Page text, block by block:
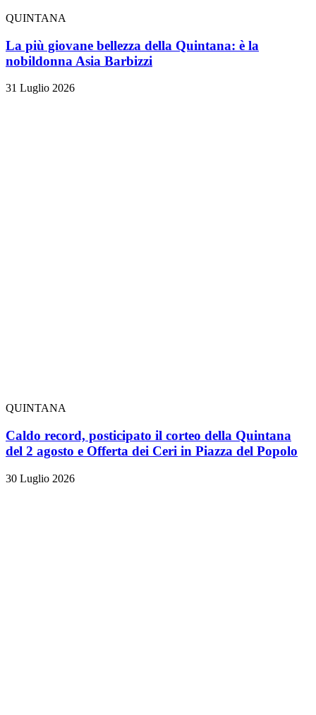
QUINTANA
La più giovane bellezza della Quintana: è la
nobildonna Asia Barbizzi
31 Luglio 2026
QUINTANA
Caldo record, posticipato il corteo della Quintana
del 2 agosto e Offerta dei Ceri in Piazza del Popolo
30 Luglio 2026